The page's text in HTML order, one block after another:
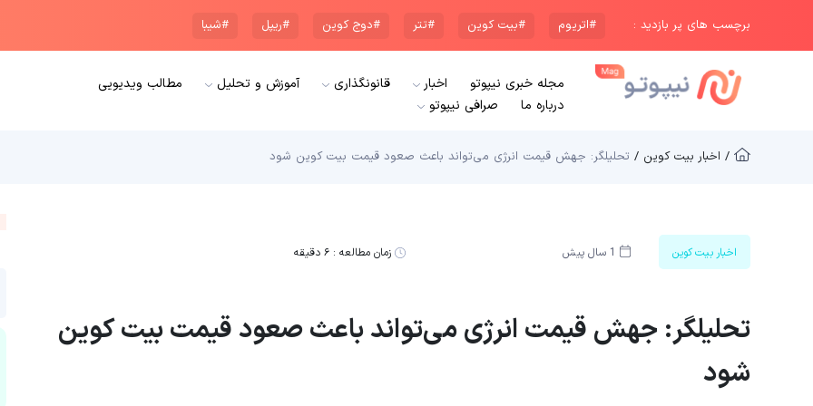
برچسب های پر بازدید : #اتریوم #بیت کوین #تتر #دوج کوین #ریپل #شیبا
مجله خبری نیپوتو اخبار قانونگذاری آموزش و تحلیل
مطالب ویدیویی
درباره ما
صرافی نیپوتو
/ اخبار بیت کوین / تحلیلگر: جهش قیمت انرژی می‌تواند باعث صعود قیمت بیت کوین شود
اخبار بیت کوین 1 سال پیش زمان مطالعه :۶ دقیقه
تحلیلگر: جهش قیمت انرژی می‌تواند باعث صعود قیمت بیت کوین
شود